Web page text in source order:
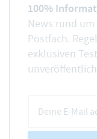
100%
News rund
Postfach.
exklusiven